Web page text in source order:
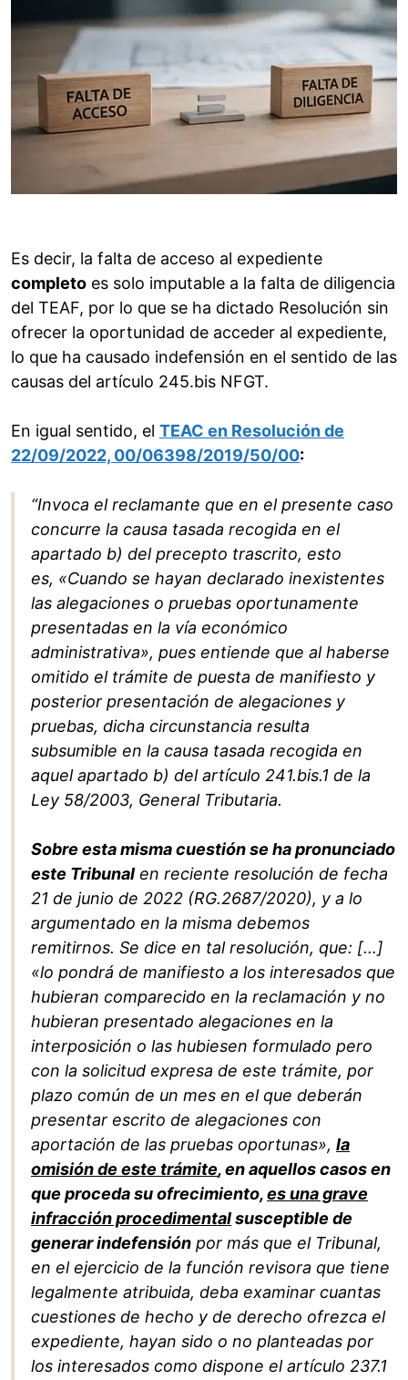
Es decir, la falta de acceso al expediente
completo es solo imputable a la falta de diligencia
del TEAF, por lo que se ha dictado Resolución sin
ofrecer la oportunidad de acceder al expediente,
lo que ha causado indefensión en el sentido de las
causas del artículo 245.bis NFGT.
En igual sentido, el TEAC en Resolución de
22/09/2022, 00/06398/2019/50/00:
“Invoca el reclamante que en el presente caso
concurre la causa tasada recogida en el
apartado b) del precepto trascrito, esto
es, «Cuando se hayan declarado inexistentes
las alegaciones o pruebas oportunamente
presentadas en la vía económico
administrativa», pues entiende que al haberse
omitido el trámite de puesta de manifiesto y
posterior presentación de alegaciones y
pruebas, dicha circunstancia resulta
subsumible en la causa tasada recogida en
aquel apartado b) del artículo 241.bis.1 de la
Ley 58/2003, General Tributaria.
Sobre esta misma cuestión se ha pronunciado
este Tribunal en reciente resolución de fecha
21 de junio de 2022 (RG.2687/2020), y a lo
argumentado en la misma debemos
remitirnos. Se dice en tal resolución, que: […]
«lo pondrá de manifiesto a los interesados que
hubieran comparecido en la reclamación y no
hubieran presentado alegaciones en la
interposición o las hubiesen formulado pero
con la solicitud expresa de este trámite, por
plazo común de un mes en el que deberán
presentar escrito de alegaciones con
aportación de las pruebas oportunas», la
omisión de este trámite, en aquellos casos en
que proceda su ofrecimiento,es una grave
infracción procedimentalsusceptible de
generar indefensión por más que el Tribunal,
en el ejercicio de la función revisora que tiene
legalmente atribuida, deba examinar cuantas
cuestiones de hecho y de derecho ofrezca el
expediente, hayan sido o no planteadas por
los interesados como dispone el artículo 237.1